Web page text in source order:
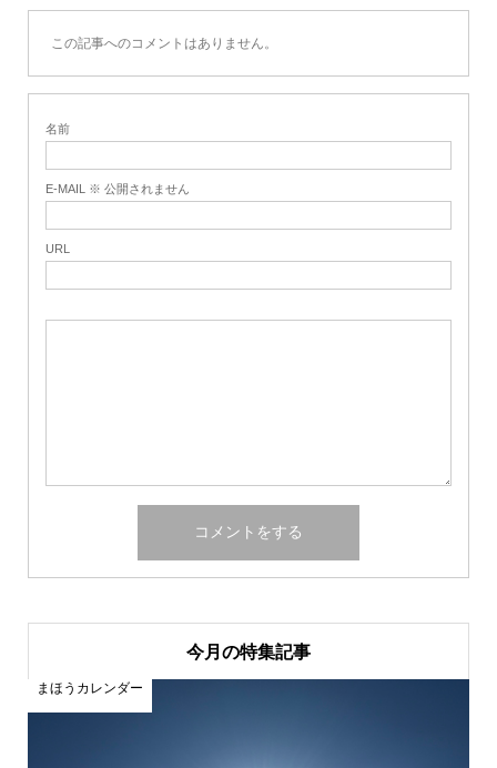
この記事へのコメントはありません。
名前
E-MAIL ※ 公開されません
URL
今月の特集記事
まほうカレンダー